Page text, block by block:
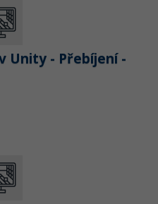
Unity - Přebíjení -